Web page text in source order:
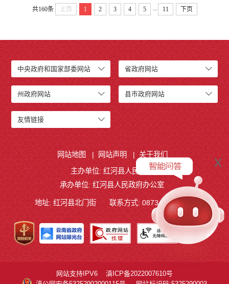
共160条 上页 1 2 3 4 5 ... 11 下页
中央政府和国家部委网站 省政府网站
州政府网站 县市政府网站
友情链接
x
网站地图 | 网站声明 |
关于我们
主办单位: 红河县人民政府
承办单位: 红河县人民政府办公室
地址: 红河县北门街 联系方式: 0873-4621209
网站支持IPV6
滇ICP备2022007610号